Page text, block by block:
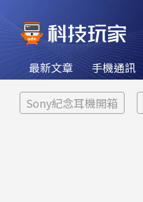
最新文章 手機通訊
Sony紀念耳機開箱